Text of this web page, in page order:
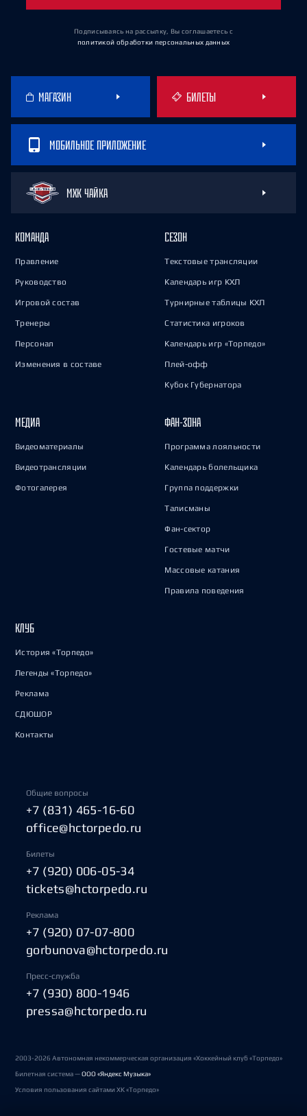
Подписываясь на рассылку, Вы соглашаетесь с
политикой обработки персональных данных
МАГАЗИН БИЛЕТЫ
МОБИЛЬНОЕ ПРИЛОЖЕНИЕ
МХК ЧАЙКА
КОМАНДА
Правление
Руководство
Игровой состав
Тренеры
Персонал
Изменения в составе
СЕЗОН
Текстовые трансляции
Календарь игр КХЛ
Турнирные таблицы КХЛ
Статистика игроков
Календарь игр «Торпедо»
Плей-офф
Кубок Губернатора
МЕДИА
Видеоматериалы
Видеотрансляции
Фотогалерея
ФАН-ЗОНА
Программа лояльности
Календарь болельщика
Группа поддержки
Талисманы
Фан-сектор
Гостевые матчи
Массовые катания
Правила поведения
КЛУБ
История «Торпедо»
Легенды «Торпедо»
Реклама
СДЮШОР
Контакты
Общие вопросы
+7 (831) 465-16-60
office@hctorpedo.ru
Билеты
+7 (920) 006-05-34
tickets@hctorpedo.ru
Реклама
+7 (920) 07-07-800
gorbunova@hctorpedo.ru
Пресс-служба
+7 (930) 800-1946
pressa@hctorpedo.ru
2003-2026 Автономная некоммерческая организация «Хоккейный клуб «Торпедо»
Билетная система —ООО «Яндекс Музыка»
Условия пользования сайтами ХК «Торпедо»